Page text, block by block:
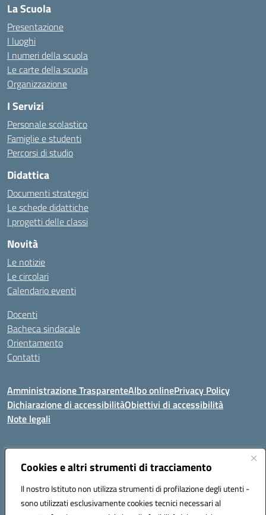
Cookies e altri strumenti di tracciamento
Il nostro Istituto non utilizza strumenti di profilazione degli utenti -
sono utilizzati esclusivamente cookies tecnici necessari al
La Scuola
Presentazione
I luoghi
I numeri della scuola
Le carte della scuola
Organizzazione
I Servizi
Personale scolastico
Famiglie e studenti
Percorsi di studio
Didattica
Documenti strategici
Le schede didattiche
I progetti delle classi
Novità
Le notizie
Le circolari
Calendario eventi
Docenti
Bacheca sindacale
Orientamento
Contatti
Amministrazione TrasparenteAlbo onlinePrivacy Policy
Dichiarazione di accessibilitàObiettivi di accessibilità
Note legali
Indirizzo:Viale P. Togliatti snc 67039 Sulmona (AQ)
Posta elettronica certificata (PEC):aqis01900g@pec.istruzione.it
Codice fiscale: 92025400661